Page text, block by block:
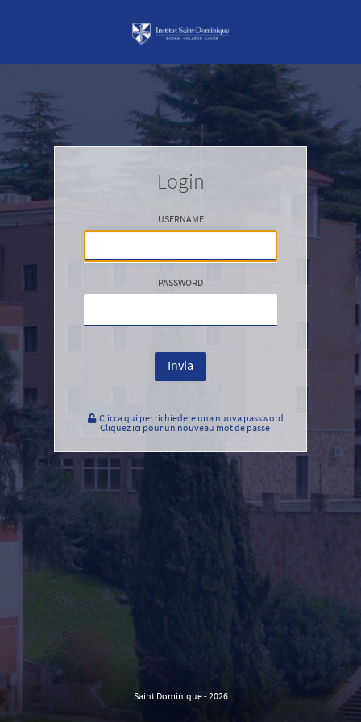
Login
USERNAME
PASSWORD
Invia
Clicca qui per richiedere una nuova password
Cliquez ici pour un nouveau mot de passe
Saint Dominique - 2026